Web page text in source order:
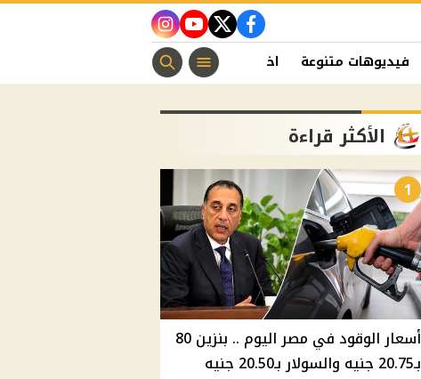
facebook
twitter
youtube
instagram
فيديوهات متنوعة اخبار الفن منوعات مسيحية
الأكثر قراءة
1
أسعار الوقود في مصر اليوم .. بنزين 80
بـ20.75 جنيه والسولار بـ20.50 جنيه